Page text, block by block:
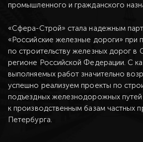
промышленного и гражданского
«Сфера-Строй» стала надежным
«Российские железные дороги» при
по строительству железных дорог
регионе Российской Федерации. С
выполняемых работ значительно
успешно реализуем проекты по
подъездных железнодорожных путей
к производственным базам частных
Петербурга.